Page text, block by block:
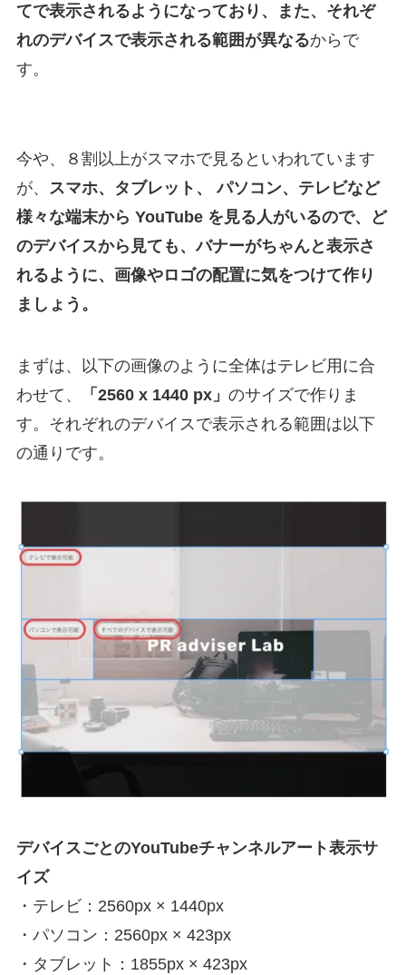
てで表示されるようになっており、また、それぞ
れのデバイスで表示される範囲が異なるからで
す。
今や、８割以上がスマホで見るといわれています
が、 スマホ、タブレット、 パソコン、テレビなど
様々な端末から YouTube を見る人がいるので、ど
のデバイスから見ても、バナーがちゃんと表示さ
れるように、画像やロゴの配置に気をつけて作り
ましょう。
まずは、以下の画像のように全体はテレビ用に合
わせて、
「2560 x 1440 px」 のサイズで作りま
す。それぞれのデバイスで表示される範囲は以下
の通りです。
デバイスごとのYouTubeチャンネルアート表示サ
イズ
・テレビ：2560px × 1440px
・パソコン：2560px × 423px
・タブレット：1855px × 423px